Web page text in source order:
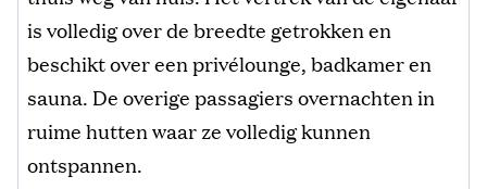
is volledig over de breedte getrokken en
beschikt over een privélounge, badkamer en
sauna. De overige passagiers overnachten in
ruime hutten waar ze volledig kunnen
ontspannen.